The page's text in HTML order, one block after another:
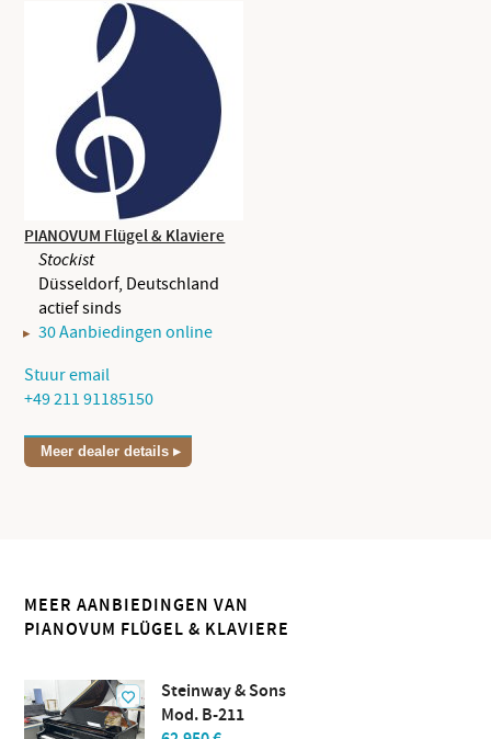
PIANOVUM Flügel & Klaviere
Stockist
Düsseldorf, Deutschland
actief sinds
30 Aanbiedingen online
Stuur email
+49 211 91185150
Meer dealer details
MEER AANBIEDINGEN VAN
PIANOVUM FLÜGEL & KLAVIERE
Steinway & Sons
Mod. B-211